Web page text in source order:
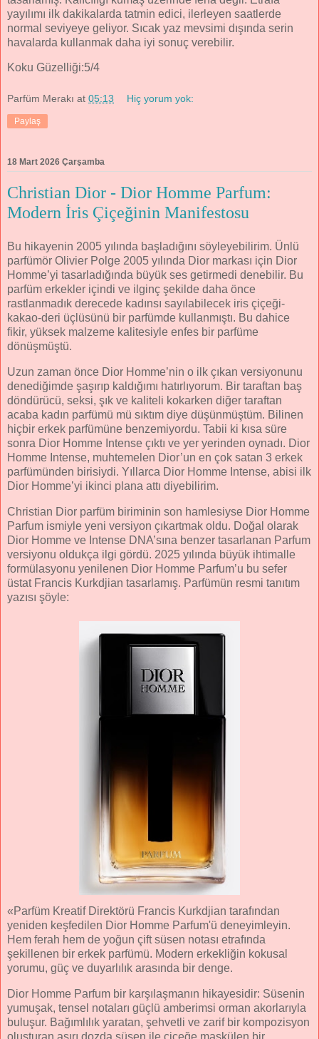
yayılımı ilk dakikalarda tatmin edici, ilerleyen saatlerde
normal seviyeye geliyor. Sıcak yaz mevsimi dışında serin
havalarda kullanmak daha iyi sonuç verebilir.
Koku Güzelliği:5/4
Parfüm Merakı at 05:13 Hiç yorum yok:
Paylaş
18 Mart 2026 Çarşamba
Christian Dior - Dior Homme Parfum:
Modern İris Çiçeğinin Manifestosu
Bu hikayenin 2005 yılında başladığını söyleyebilirim. Ünlü
parfümör Olivier Polge 2005 yılında Dior markası için Dior
Homme’yi tasarladığında büyük ses getirmedi denebilir. Bu
parfüm erkekler içindi ve ilginç şekilde daha önce
rastlanmadık derecede kadınsı sayılabilecek iris çiçeği-
kakao-deri üçlüsünü bir parfümde kullanmıştı. Bu dahice
fikir, yüksek malzeme kalitesiyle enfes bir parfüme
dönüşmüştü.
Uzun zaman önce Dior Homme’nin o ilk çıkan versiyonunu
denediğimde şaşırıp kaldığımı hatırlıyorum. Bir taraftan baş
döndürücü, seksi, şık ve kaliteli kokarken diğer taraftan
acaba kadın parfümü mü sıktım diye düşünmüştüm. Bilinen
hiçbir erkek parfümüne benzemiyordu. Tabii ki kısa süre
sonra Dior Homme Intense çıktı ve yer yerinden oynadı. Dior
Homme Intense, muhtemelen Dior’un en çok satan 3 erkek
parfümünden birisiydi. Yıllarca Dior Homme Intense, abisi ilk
Dior Homme’yi ikinci plana attı diyebilirim.
Christian Dior parfüm biriminin son hamlesiyse Dior Homme
Parfum ismiyle yeni versiyon çıkartmak oldu. Doğal olarak
Dior Homme ve Intense DNA’sına benzer tasarlanan Parfum
versiyonu oldukça ilgi gördü. 2025 yılında büyük ihtimalle
formülasyonu yenilenen Dior Homme Parfum’u bu sefer
üstat Francis Kurkdjian tasarlamış. Parfümün resmi tanıtım
yazısı şöyle:
«Parfüm Kreatif Direktörü Francis Kurkdjian tarafından
yeniden keşfedilen Dior Homme Parfum'ü deneyimleyin.
Hem ferah hem de yoğun çift süsen notası etrafında
şekillenen bir erkek parfümü. Modern erkekliğin kokusal
yorumu, güç ve duyarlılık arasında bir denge.
Dior Homme Parfum bir karşılaşmanın hikayesidir: Süsenin
yumuşak, tensel notaları güçlü amberimsi orman akorlarıyla
buluşur. Bağımlılık yaratan, şehvetli ve zarif bir kompozisyon